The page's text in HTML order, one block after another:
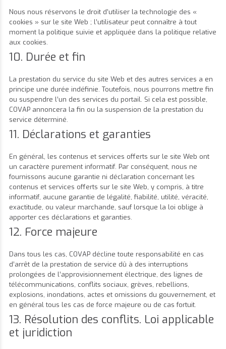
Nous nous réservons le droit d’utiliser la technologie des «
cookies » sur le site Web ; l’utilisateur peut connaître à tout
moment la politique suivie et appliquée dans la politique relative
aux cookies.
10. Durée et fin
La prestation du service du site Web et des autres services a en
principe une durée indéfinie. Toutefois, nous pourrons mettre fin
ou suspendre l’un des services du portail. Si cela est possible,
COVAP annoncera la fin ou la suspension de la prestation du
service déterminé.
11. Déclarations et garanties
En général, les contenus et services offerts sur le site Web ont
un caractère purement informatif. Par conséquent, nous ne
fournissons aucune garantie ni déclaration concernant les
contenus et services offerts sur le site Web, y compris, à titre
informatif, aucune garantie de légalité, fiabilité, utilité, véracité,
exactitude, ou valeur marchande, sauf lorsque la loi oblige à
apporter ces déclarations et garanties.
12. Force majeure
Dans tous les cas, COVAP décline toute responsabilité en cas
d’arrêt de la prestation de service dû à des interruptions
prolongées de l’approvisionnement électrique, des lignes de
télécommunications, conflits sociaux, grèves, rebellions,
explosions, inondations, actes et omissions du gouvernement, et
en général tous les cas de force majeure ou de cas fortuit.
13. Résolution des conflits. Loi applicable
et juridiction